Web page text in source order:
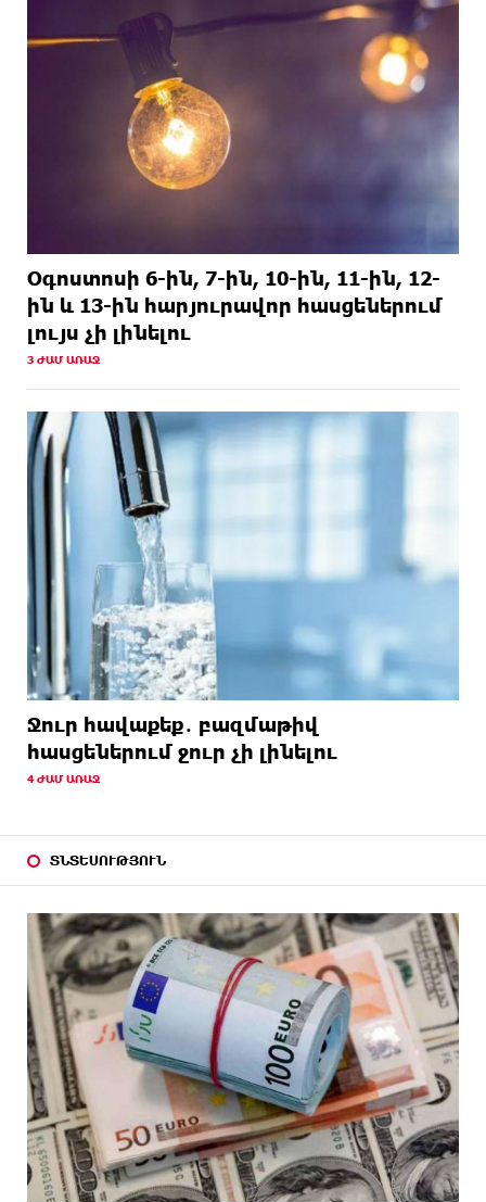
Օգոստոսի 6-ին, 7-ին, 10-ին, 11-ին, 12-
ին և 13-ին հարյուրավոր հասցեներում
լույս չի լինելու
3 ԺԱՄ ԱՌԱՋ
Ջուր հավաքեք․ բազմաթիվ
հասցեներում ջուր չի լինելու
4 ԺԱՄ ԱՌԱՋ
ՏՆՏԵՍՈՒԹՅՈՒՆ